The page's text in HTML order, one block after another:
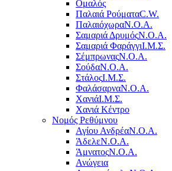
Ομαλός
Παλαιά ΡούματαC.W.
ΠαλαιόχωραΝ.Ο.Α.
Σαμαριά ΔρυμόςΝ.Ο.Α.
Σαμαριά ΦαράγγιΙ.Μ.Σ.
ΣέμπρωναςΝ.Ο.Α.
ΣούδαΝ.Ο.Α.
ΣτάλοςΙ.Μ.Σ.
ΦαλάσαρναΝ.Ο.Α.
ΧανιάΙ.Μ.Σ.
Χανιά Κέντρο
Νομός Ρεθύμνου
Αγίου ΑνδρέαΝ.Ο.Α.
ΆδελεΝ.Ο.Α.
ΆμνατοςΝ.Ο.Α.
Ανώγεια